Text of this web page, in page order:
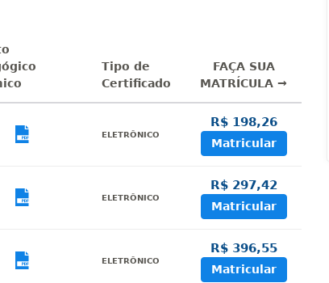
Tipo de
Certificado
FAÇA SUA
MATRÍCULA →
Visualizar
ELETRÔNICO
R$ 198,26
Matricular
Visualizar
ELETRÔNICO
R$ 297,42
Matricular
Visualizar
ELETRÔNICO
R$ 396,55
Matricular